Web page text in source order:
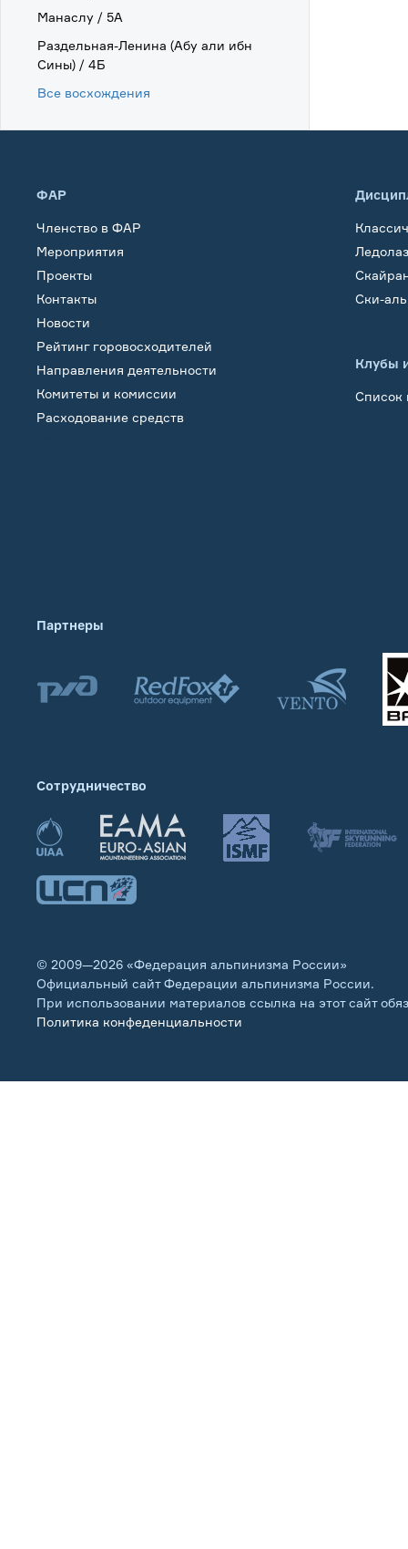
Манаслу / 5А
Раздельная-Ленина (Абу али ибн
Сины) / 4Б
Все восхождения
ФАР
Членство в ФАР
Мероприятия
Проекты
Контакты
Новости
Рейтинг горовосходителей
Направления деятельности
Комитеты и комиссии
Расходование средств
Ски-
Клубы
Список
Партнеры
Сотрудничество
© 2009—2026 «Федерация альпинизма России»
Официальный сайт Федерации альпинизма России.
При использовании материалов ссылка на этот сайт
Политика конфеденциальности